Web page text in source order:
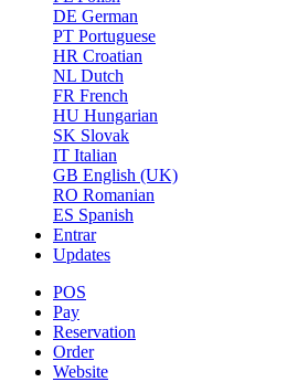
DE German
PT Portuguese
HR Croatian
NL Dutch
FR French
HU Hungarian
SK Slovak
IT Italian
GB English (UK)
RO Romanian
ES Spanish
Entrar
Updates
POS
Pay
Reservation
Order
Website